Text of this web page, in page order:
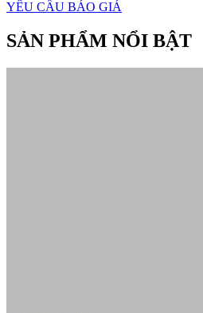
YÊU CẦU BÁO GIÁ
SẢN PHẨM NỔI BẬT